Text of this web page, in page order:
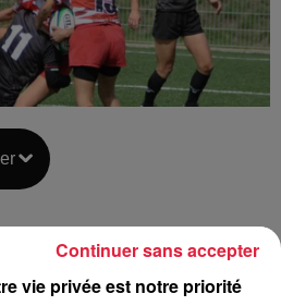
octobre 2021 à 0h00
octobre 2021 à 0h00
vie privée est notre priorité
Continuer sans accepter